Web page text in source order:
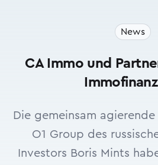
News
CA Immo und
Die gemeinsam
O1 Group des
Investors Boris Mints